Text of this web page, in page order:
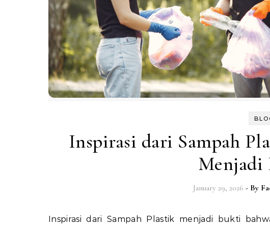
Inspirasi dari Sampah
Menjadi
January 29, 2026 - By
Inspirasi dari Sampah Plastik menjadi bukti bahwa limbah tidak selalu berakhir sebagai masalah